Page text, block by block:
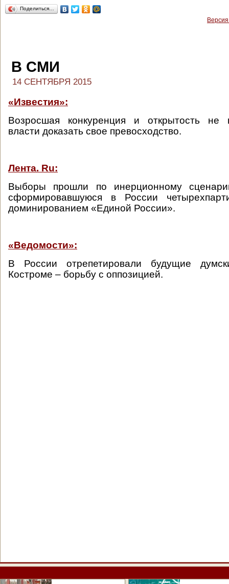
Поделиться…
В СМИ
14 СЕНТЯБРЯ 2015
«Известия»:
Возросшая конкуренция и открытость не
власти доказать свое превосходство.
Лента. Ru:
Выборы прошли по инерционному
сформировавшуюся в России
доминированием «Единой России».
«Ведомости»:
В России отрепетировали будущие
Костроме – борьбу с оппозицией.